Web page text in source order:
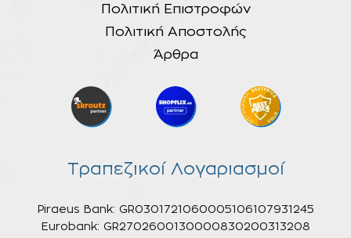
Πολιτική Επιστροφών
Πολιτική Αποστολής
Άρθρα
Τραπεζικοί Λογαριασμοί
Piraeus Bank: GR0301721060005106107931245
Eurobank: GR2702600130000830200313208